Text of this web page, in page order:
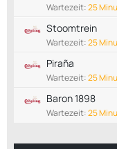
Wartezeit:25
Stoomtrein
Wartezeit:25
Piraña
Wartezeit:25
Baron 1898
Wartezeit:25